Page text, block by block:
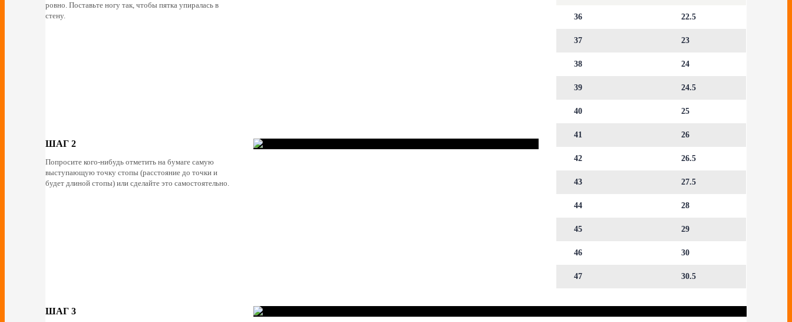
ровно. Поставьте ногу так, чтобы пятка упиралась в
стену.
36 22.5
37 23
38 24
39 24.5
40 25
41 26
42 26.5
43 27.5
44 28
45 29
46 30
47 30.5
ШАГ 2
Попросите кого-нибудь отметить на бумаге самую
выступающую точку стопы (расстояние до точки и
будет длиной стопы) или сделайте это самостоятельно.
ШАГ 3